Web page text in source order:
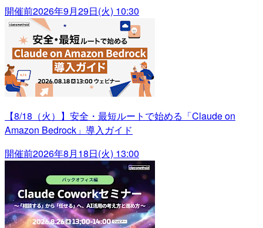
開催前2026年9月29日(火) 10:30
【8/18（火）】安全・最短ルートで始める「Claude on
Amazon Bedrock」導入ガイド
開催前2026年8月18日(火) 13:00